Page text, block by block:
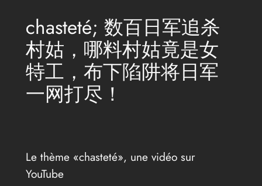
chasteté; 数百日军追杀
村姑，哪料村姑竟是女
特工，布下陷阱将日军
一网打尽！
Le thème «chasteté», une vidéo sur
YouTube